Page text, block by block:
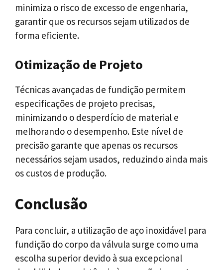
minimiza o risco de excesso de engenharia,
garantir que os recursos sejam utilizados de
forma eficiente.
Otimização de Projeto
Técnicas avançadas de fundição permitem
especificações de projeto precisas,
minimizando o desperdício de material e
melhorando o desempenho. Este nível de
precisão garante que apenas os recursos
necessários sejam usados, reduzindo ainda mais
os custos de produção.
Conclusão
Para concluir, a utilização de aço inoxidável para
fundição do corpo da válvula surge como uma
escolha superior devido à sua excepcional